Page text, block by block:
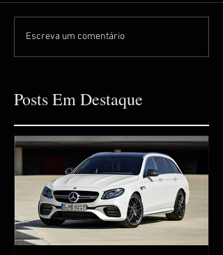
Escreva um comentário
Posts Em Destaque